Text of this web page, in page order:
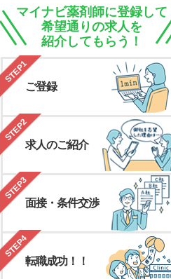
マイナビ薬剤師に登録して
希望通りの求人を
紹介してもらう！
STEP1
ご登録
STEP2
求人のご紹介
STEP3
面接・条件交渉
STEP4
転職成功！！